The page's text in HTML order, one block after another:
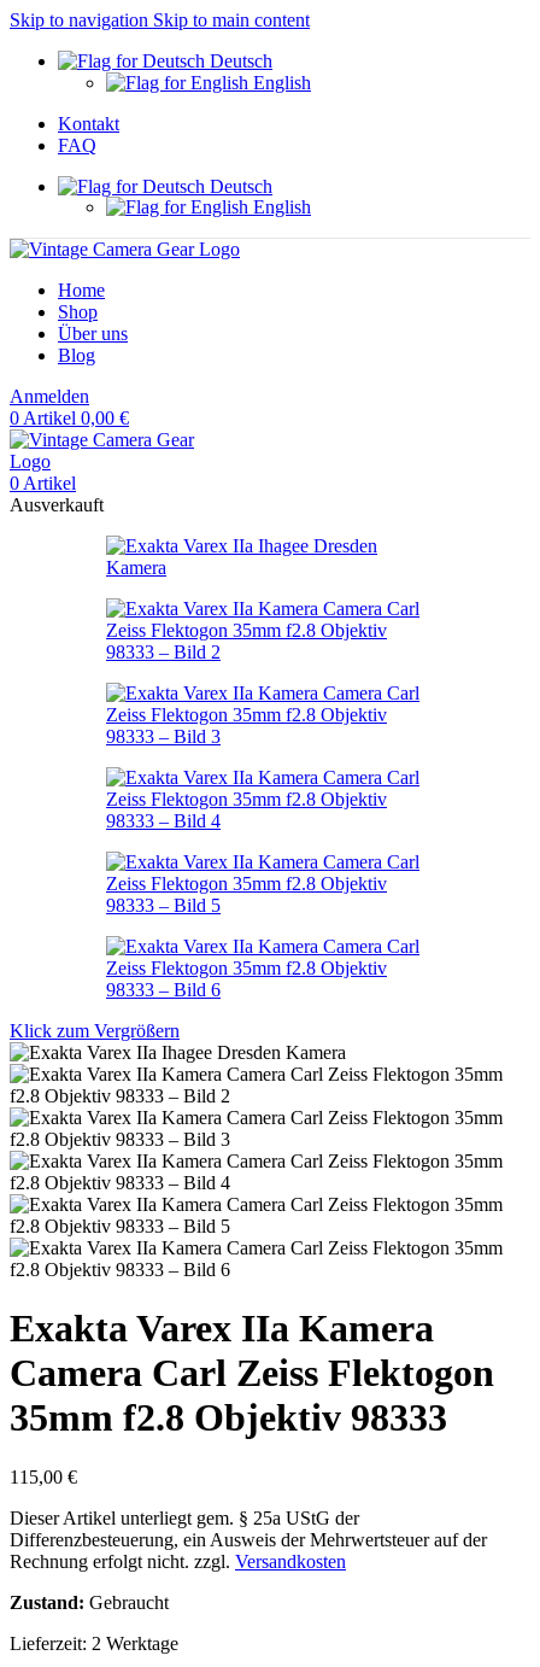
Skip to navigation Skip to main content
Deutsch
English
Kontakt
FAQ
Deutsch
English
Home
Shop
Über uns
Blog
Anmelden
0 Artikel 0,00 €
0 Artikel
Ausverkauft
Klick zum Vergrößern
Exakta Varex IIa Kamera
Camera Carl Zeiss Flektogon
35mm f2.8 Objektiv 98333
115,00 €
Dieser Artikel unterliegt gem. § 25a UStG der
Differenzbesteuerung, ein Ausweis der Mehrwertsteuer auf der
Rechnung erfolgt nicht. zzgl. Versandkosten
Zustand: Gebraucht
Lieferzeit: 2 Werktage